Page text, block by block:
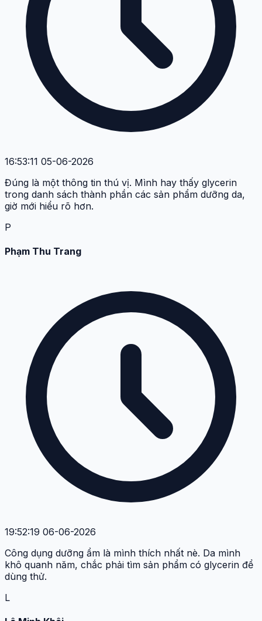
16:53:11 05-06-2026
Đúng là một thông tin thú vị. Mình hay thấy glycerin
trong danh sách thành phần các sản phẩm dưỡng da,
giờ mới hiểu rõ hơn.
P
Phạm Thu Trang
19:52:19 06-06-2026
Công dụng dưỡng ẩm là mình thích nhất nè. Da mình
khô quanh năm, chắc phải tìm sản phẩm có glycerin để
dùng thử.
L